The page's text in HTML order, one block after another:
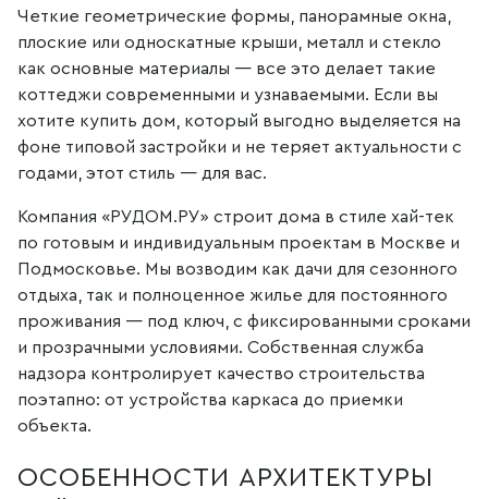
Четкие геометрические формы, панорамные окна,
плоские или односкатные крыши, металл и стекло
как основные материалы — все это делает такие
коттеджи современными и узнаваемыми. Если вы
хотите купить дом, который выгодно выделяется на
фоне типовой застройки и не теряет актуальности с
годами, этот стиль — для вас.
Компания «РУДОМ.РУ» строит дома в стиле хай-тек
по готовым и индивидуальным проектам в Москве и
Подмосковье. Мы возводим как дачи для сезонного
отдыха, так и полноценное жилье для постоянного
проживания — под ключ, с фиксированными сроками
и прозрачными условиями. Собственная служба
надзора контролирует качество строительства
поэтапно: от устройства каркаса до приемки
объекта.
ОСОБЕННОСТИ АРХИТЕКТУРЫ